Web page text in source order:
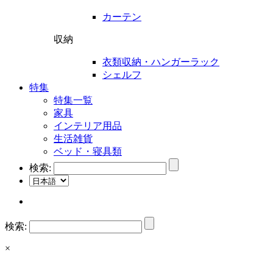
カーテン
収納
衣類収納・ハンガーラック
シェルフ
特集
特集一覧
家具
インテリア用品
生活雑貨
ベッド・寝具類
検索:
検索:
×